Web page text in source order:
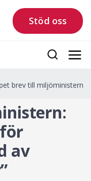
Stöd oss
brev till miljöministern
av